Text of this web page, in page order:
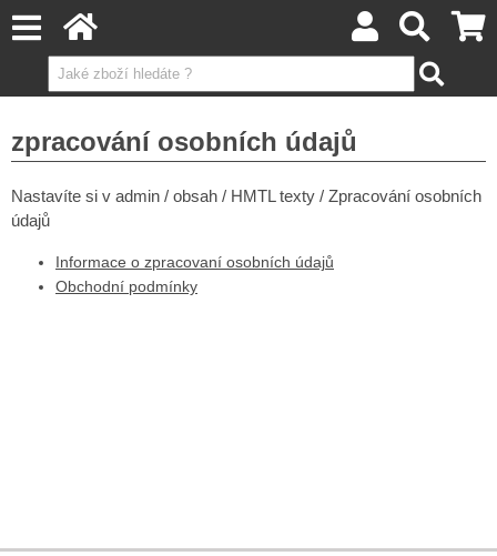
zpracování osobních údajů
Nastavíte si v admin / obsah / HMTL texty / Zpracování osobních
údajů
Informace o zpracovaní osobních údajů
Obchodní podmínky